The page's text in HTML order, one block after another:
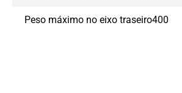
Peso máximo no eixo traseiro400